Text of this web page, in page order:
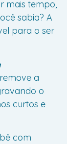
mais tempo,
sabia? A
para o ser
a
o
curtos e
com